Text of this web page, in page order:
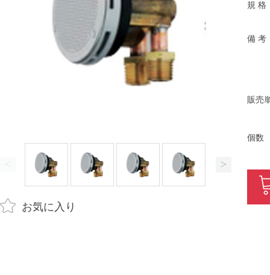
< >
お気に入り
規 格
備 考
販売
個数